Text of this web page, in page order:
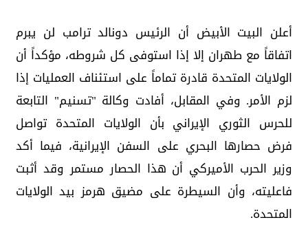
أعلن البيت الأبيض أن الرئيس دونالد ترامب لن يبرم
اتفاقاً مع طهران إلا إذا استوفى كل شروطه، مؤكداً أن
الولايات المتحدة قادرة تماماً على استئناف العمليات إذا
لزم الأمر. وفي المقابل، أفادت وكالة "تسنيم" التابعة
للحرس الثوري الإيراني بأن الولايات المتحدة تواصل
فرض حصارها البحري على السفن الإيرانية، فيما أكد
وزير الحرب الأميركي أن هذا الحصار مستمر وقد أثبت
فاعليته، وأن السيطرة على مضيق هرمز بيد الولايات
المتحدة.